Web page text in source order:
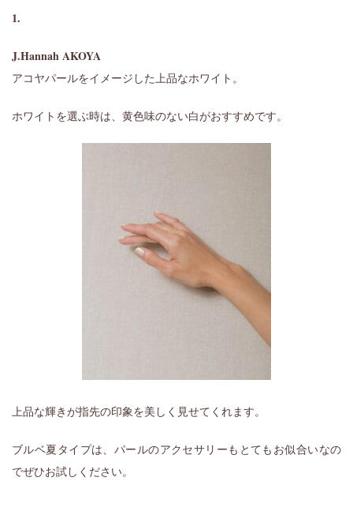
1.
J.Hannah AKOYA
アコヤパールをイメージした上品なホワイト。
ホワイトを選ぶ時は、黄色味のない白がおすすめです。
上品な輝きが指先の印象を美しく見せてくれます。
ブルベ夏タイプは、パールのアクセサリーもとてもお似合いなの
でぜひお試しください。